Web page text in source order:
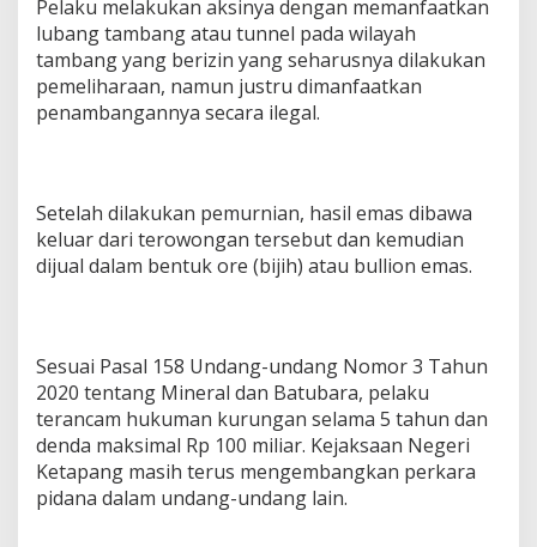
Pelaku melakukan aksinya dengan memanfaatkan
lubang tambang atau tunnel pada wilayah
tambang yang berizin yang seharusnya dilakukan
pemeliharaan, namun justru dimanfaatkan
penambangannya secara ilegal.
Setelah dilakukan pemurnian, hasil emas dibawa
keluar dari terowongan tersebut dan kemudian
dijual dalam bentuk ore (bijih) atau bullion emas.
Sesuai Pasal 158 Undang-undang Nomor 3 Tahun
2020 tentang Mineral dan Batubara, pelaku
terancam hukuman kurungan selama 5 tahun dan
denda maksimal Rp 100 miliar. Kejaksaan Negeri
Ketapang masih terus mengembangkan perkara
pidana dalam undang-undang lain.